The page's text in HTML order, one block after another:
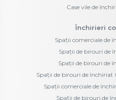
Case vile de
Închirieri
Spații comerciale de
Spații de birouri de
Spații de birouri de
Spații de birouri de închiriat
Spații comerciale de
Spații de birouri de